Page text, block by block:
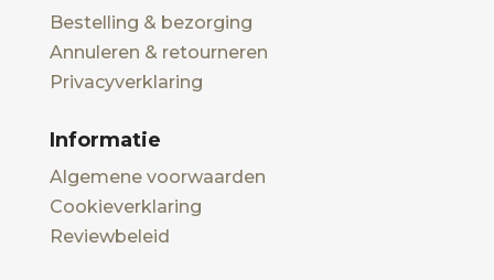
Bestelling & bezorging
Annuleren & retourneren
Privacyverklaring
Informatie
Algemene voorwaarden
Cookieverklaring
Reviewbeleid